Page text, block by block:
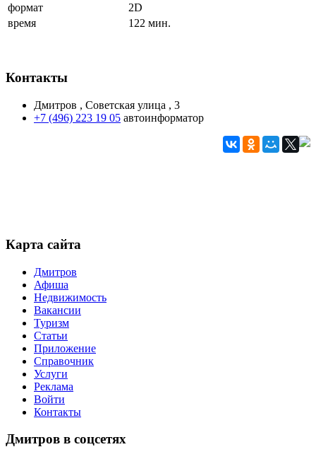
формат
2D
время
122 мин.
Контакты
Дмитров , Советская улица , 3
+7 (496) 223 19 05 автоинформатор
Карта сайта
Дмитров
Афиша
Недвижимость
Вакансии
Туризм
Статьи
Приложение
Справочник
Услуги
Реклама
Войти
Контакты
Дмитров в соцсетях